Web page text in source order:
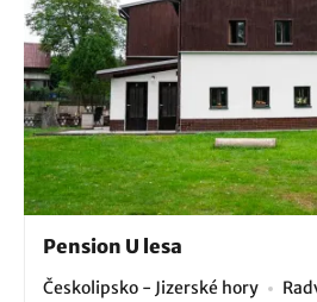
Pension U lesa
Českolipsko - Jizerské hory